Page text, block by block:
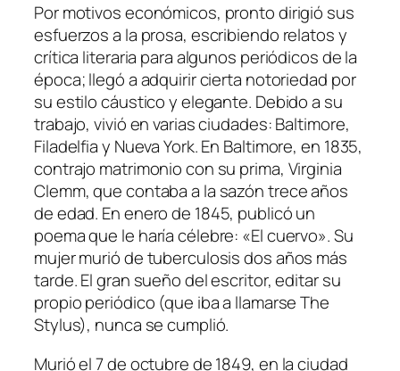
Por motivos económicos, pronto dirigió sus
esfuerzos a la prosa, escribiendo relatos y
crítica literaria para algunos periódicos de la
época; llegó a adquirir cierta notoriedad por
su estilo cáustico y elegante. Debido a su
trabajo, vivió en varias ciudades: Baltimore,
Filadelfia y Nueva York. En Baltimore, en 1835,
contrajo matrimonio con su prima, Virginia
Clemm, que contaba a la sazón trece años
de edad. En enero de 1845, publicó un
poema que le haría célebre: «El cuervo». Su
mujer murió de tuberculosis dos años más
tarde. El gran sueño del escritor, editar su
propio periódico (que iba a llamarse The
Stylus), nunca se cumplió.
Murió el 7 de octubre de 1849, en la ciudad